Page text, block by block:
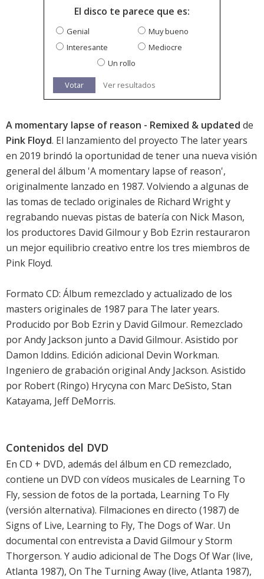
El disco te parece que es:
Genial
Muy bueno
Interesante
Mediocre
Un rollo
Votar Ver resultados
A momentary lapse of reason - Remixed & updated de
Pink Floyd. El lanzamiento del proyecto The later years
en 2019 brindó la oportunidad de tener una nueva visión
general del álbum 'A momentary lapse of reason',
originalmente lanzado en 1987. Volviendo a algunas de
las tomas de teclado originales de Richard Wright y
regrabando nuevas pistas de batería con Nick Mason,
los productores David Gilmour y Bob Ezrin restauraron
un mejor equilibrio creativo entre los tres miembros de
Pink Floyd.
Formato CD: Álbum remezclado y actualizado de los
masters originales de 1987 para The later years.
Producido por Bob Ezrin y David Gilmour. Remezclado
por Andy Jackson junto a David Gilmour. Asistido por
Damon Iddins. Edición adicional Devin Workman.
Ingeniero de grabación original Andy Jackson. Asistido
por Robert (Ringo) Hrycyna con Marc DeSisto, Stan
Katayama, Jeff DeMorris.
Contenidos del DVD
En CD + DVD, además del álbum en CD remezclado,
contiene un DVD con vídeos musicales de Learning To
Fly, session de fotos de la portada, Learning To Fly
(versión alternativa). Filmaciones en directo (1987) de
Signs of Live, Learning to Fly, The Dogs of War. Un
documental con entrevista a David Gilmour y Storm
Thorgerson. Y audio adicional de The Dogs Of War (live,
Atlanta 1987), On The Turning Away (live, Atlanta 1987),